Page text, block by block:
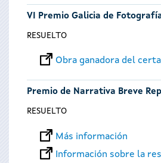
VI Premio Galicia de
RESUELTO
Obra ganadora del
Premio de Narrativa Breve
RESUELTO
Más información
Información sobre la